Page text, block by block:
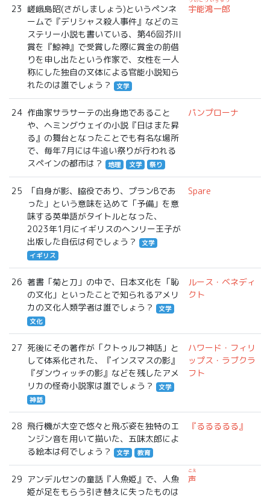
23 嵯峨島昭(さがしましょう)というペンネ
ームで『デリシャス殺人事件』などのミ
ステリー小説も書いている、第46回芥川
賞を『鯨神』で受賞した際に賞金の前借
りを申し出たという作家で、女性を一人
称にした独自の文体による官能小説知ら
れたのは誰でしょう？
文学
宇能鴻一郎
24 作曲家サラサーテの出身地であること
や、ヘミングウェイの小説『日はまた昇
る』の舞台となったことでも有名な場所
で、毎年7月には牛追い祭りが行われる
スペインの都市は？
地理 文学 祭り
パンプローナ
25
「自身が影、脇役であり、プランBであ
った」という意味を込めて「予備」を意
味する英単語がタイトルとなった、
2023年1月にイギリスのヘンリー王子が
出版した自伝は何でしょう？
文学
イギリス
Spare
26 著書「菊と刀」の中で、日本文化を「恥
の文化」といったことで知られるアメリ
カの文化人類学者は誰でしょう？
文学
文化
ルース・ベネディ
クト
27 死後にその著作が「クトゥルフ神話」と
して体系化された、『インスマスの影』
『ダンウィッチの影』などを残したアメ
リカの怪奇小説家は誰でしょう？
文学
神話
ハワード・フィリ
ップス・ラブクラ
フト
28 飛行機が大空で悠々と飛ぶ姿を独特のエ
ンジン音を用いて描いた、五味太郎によ
る絵本は何でしょう？
文学 教育
『るるるるる』
29 アンデルセンの童話『人魚姫』で、人魚
姫が足をもらう引き替えに失ったものは
声
こえ